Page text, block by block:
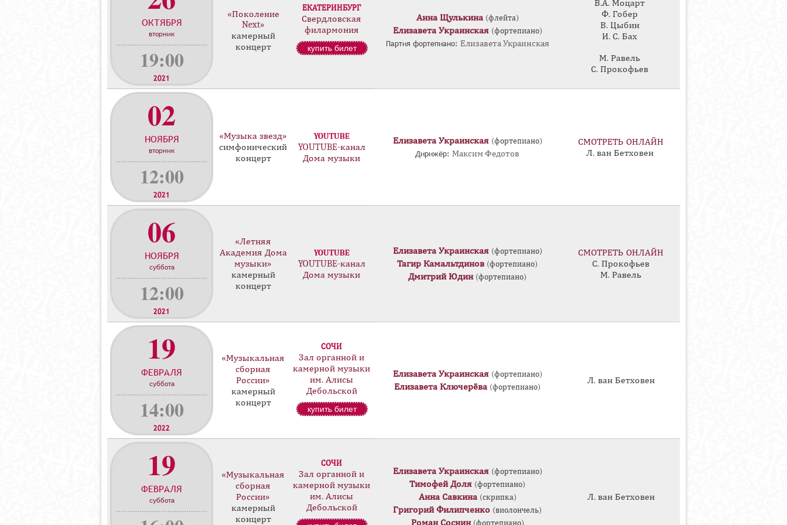
р
о
ОКТЯБРЯ
вторник
19:00
2021
«Поколение
Next»
камерный
концерт
ЕКАТЕРИНБУРГ
Свердловская
филармония
купить билет
Анна Щулькина (флейта)
Елизавета Украинская (фортепиано)
Партия фортепиано: Елизавета Украинская
В.А. Моцарт
Ф. Гобер
В. Цыбин
И. С. Бах
М. Равель
С. Прокофьев
02
НОЯБРЯ
вторник
12:00
2021
«Музыка звезд»
симфонический
концерт
YOUTUBE
YOUTUBE-канал
Дома музыки
Елизавета Украинская (фортепиано)
Дирижёр: Максим Федотов
СМОТРЕТЬ ОНЛАЙН
Л. ван Бетховен
06
НОЯБРЯ
суббота
12:00
2021
«Летняя
Академия Дома
музыки»
камерный
концерт
YOUTUBE
YOUTUBE-канал
Дома музыки
Елизавета Украинская (фортепиано)
Тагир Камальтдинов (фортепиано)
Дмитрий Юдин (фортепиано)
СМОТРЕТЬ ОНЛАЙН
С. Прокофьев
М. Равель
19
ФЕВРАЛЯ
суббота
14:00
2022
«Музыкальная
сборная
России»
камерный
концерт
СОЧИ
Зал органной и
камерной музыки
им. Алисы
Дебольской
купить билет
Елизавета Украинская (фортепиано)
Елизавета Ключерёва (фортепиано)
Л. ван Бетховен
19
ФЕВРАЛЯ
суббота
«Музыкальная
сборная
России»
камерный
концерт
СОЧИ
Зал органной и
камерной музыки
им. Алисы
Дебольской
Елизавета Украинская (фортепиано)
Тимофей Доля (фортепиано)
Анна Савкина (скрипка)
Григорий Филипченко (виолончель)
Роман Соснин (фортепиано)
Л. ван Бетховен